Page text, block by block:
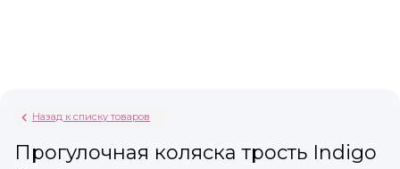
Назад к списку товаров
Прогулочная коляска трость Indigo